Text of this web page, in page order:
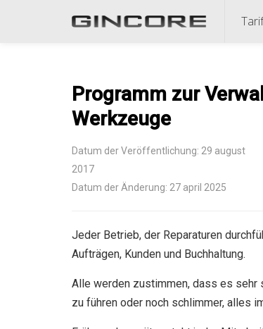
Programm zur
Werkzeuge
Datum der Veröffentlichung: 29 august
2017
Datum der Änderung: 27 april 2025
Jeder Betrieb, der Reparaturen
Aufträgen, Kunden und Buchhaltung.
Alle werden zustimmen, dass es sehr
zu führen oder noch schlimmer, alles